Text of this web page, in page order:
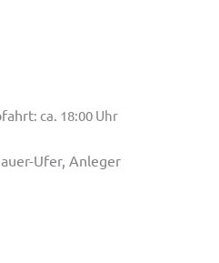
: ca. 18:00 Uhr
Ufer, Anleger